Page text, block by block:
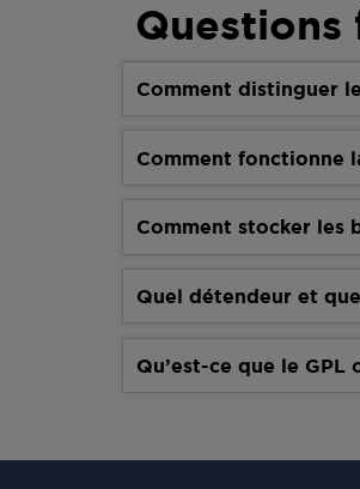
Questions
Comment distinguer
Comment fonctionne
Comment stocker les
Quel détendeur et
Qu’est-ce que le GPL